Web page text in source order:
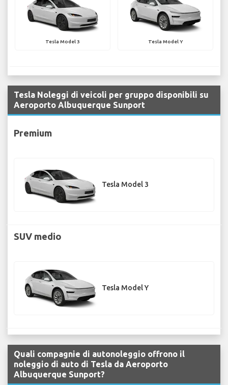
Tesla Model 3 Tesla Model Y
Tesla Noleggi di veicoli per gruppo disponibili su
Aeroporto Albuquerque Sunport
Premium
Tesla Model 3
SUV medio
Tesla Model Y
Quali compagnie di autonoleggio offrono il
noleggio di auto di Tesla da Aeroporto
Albuquerque Sunport?